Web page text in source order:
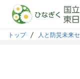
本文に飛ぶ
トップ 人と防災未来